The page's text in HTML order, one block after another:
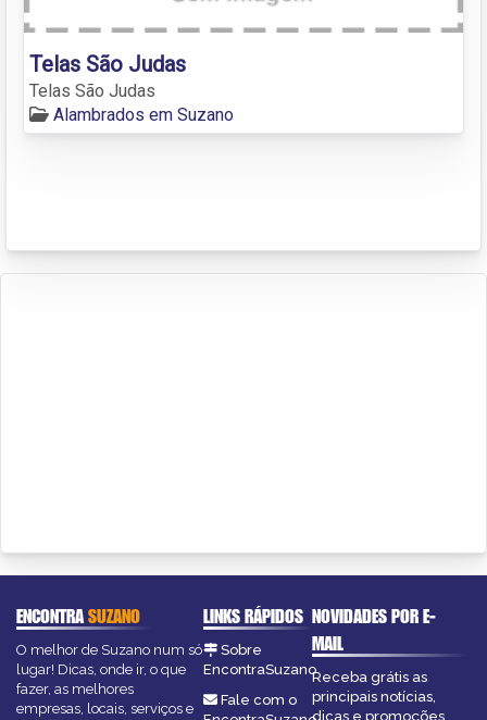
Telas São Judas
Telas São Judas
Alambrados em Suzano
ENCONTRASUZANO
O melhor de Suzano num só
lugar! Dicas, onde ir, o que
fazer, as melhores
empresas, locais, serviços e
LINKS RÁPIDOS
Sobre
EncontraSuzano
Fale com o
NOVIDADES POR E-
MAIL
Receba grátis as
principais notícias,
dicas e promoções